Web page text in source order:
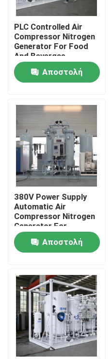
αγνότητας
PLC Controlled Air
Compressor Nitrogen
Generator For Food
And Bevergae
Αποστολή
380V Power Supply
Automatic Air
Compressor Nitrogen
Generator For
Beverage Filling
Αποστολή